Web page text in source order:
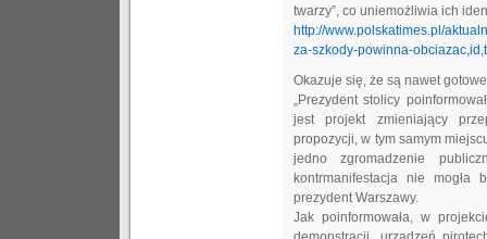
twarzy”, co uniemożliwia ich
http://www.polskatimes.pl/
za-szkody-powinna-
Okazuje się, że są nawet
„Prezydent stolicy
jest projekt zmieniający
propozycji, w tym samym
jedno zgromadzenie
kontrmanifestacja nie mogła
prezydent Warszawy.
Jak poinformowała, w